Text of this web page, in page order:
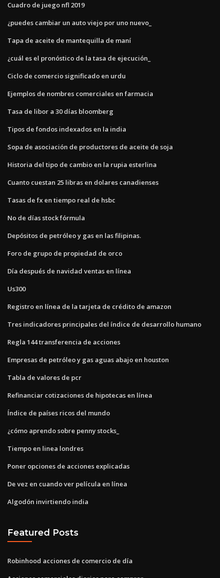
Cuadro de juego nfl 2019
¿puedes cambiar un auto viejo por uno nuevo_
Tapa de aceite de mantequilla de maní
¿cuál es el pronóstico de la tasa de ejecución_
Ciclo de comercio significado en urdu
Ejemplos de nombres comerciales en farmacia
Tasa de libor a 30 días bloomberg
Tipos de fondos indexados en la india
Sopa de asociación de productores de aceite de soja
Historia del tipo de cambio en la rupia esterlina
Cuanto cuestan 25 libras en dolares canadienses
Tasas de fx en tiempo real de hsbc
No de días stock fórmula
Depósitos de petróleo y gas en las filipinas.
Foro de grupo de propiedad de orco
Día después de navidad ventas en línea
Us300
Registro en línea de la tarjeta de crédito de amazon
Tres indicadores principales del índice de desarrollo humano
Regla 144 transferencia de acciones
Empresas de petróleo y gas aguas abajo en houston
Tabla de valores de pcr
Refinanciar cotizaciones de hipotecas en línea
Índice de países ricos del mundo
¿cómo aprendo sobre penny stocks_
Tiempo en linea londres
Poner opciones de acciones explicadas
De vez en cuando ver película en línea
Algodón invirtiendo india
Featured Posts
Robinhood acciones de comercio de día